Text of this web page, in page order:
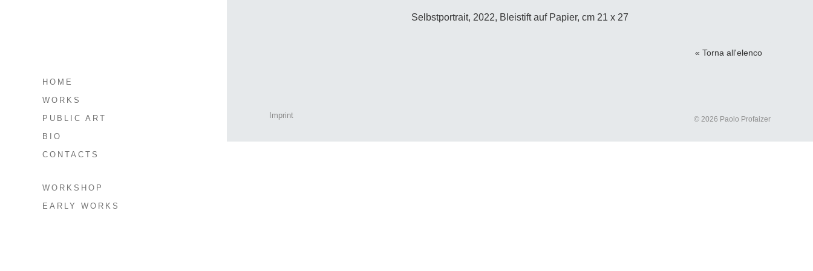
HOME
WORKS
PUBLIC ART
BIO
CONTACTS
WORKSHOP
EARLY WORKS
Selbstportrait, 2022, Bleistift auf Papier, cm 21 x 27
« Torna all'elenco
Imprint © 2026 Paolo Profaizer